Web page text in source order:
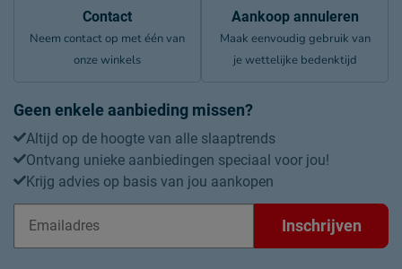
Contact
Neem contact op met één van
onze winkels
Aankoop annuleren
Maak eenvoudig gebruik van
je wettelijke bedenktijd
Geen enkele aanbieding missen?
Altijd op de hoogte van alle slaaptrends
Ontvang unieke aanbiedingen speciaal voor jou!
Krijg advies op basis van jou aankopen
Inschrijven